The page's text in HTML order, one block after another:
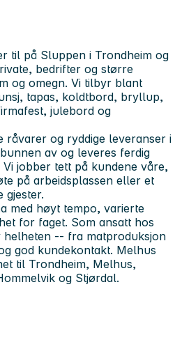
til på Sluppen i Trondheim og
bedrifter og større
og omegn. Vi tilbyr blant
tapas, koldtbord, bryllup,
julebord og
råvarer og ryddige leveranser i
av og leveres ferdig
jobber tett på kundene våre,
på arbeidsplassen eller et
gjester.
med høyt tempo, varierte
for faget. Som ansatt hos
helheten -- fra matproduksjon
god kundekontakt. Melhus
til Trondheim, Melhus,
og Stjørdal.